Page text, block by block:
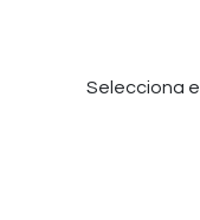
Selecciona